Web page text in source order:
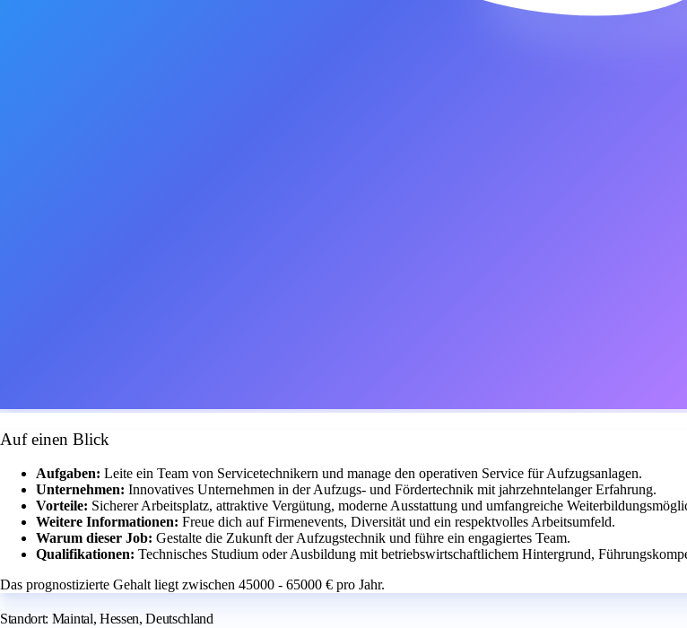
Auf einen Blick
Aufgaben: Leite ein Team von Servicetechnikern und manage den operativen Service für Aufzugsanlagen.
Unternehmen: Innovatives Unternehmen in der Aufzugs- und Fördertechnik mit jahrzehntelanger Erfahrung.
Vorteile: Sicherer Arbeitsplatz, attraktive Vergütung, moderne Ausstattung und umfangreiche
Weitere Informationen: Freue dich auf Firmenevents, Diversität und ein respektvolles Arbeitsumfeld.
Warum dieser Job: Gestalte die Zukunft der Aufzugstechnik und führe ein engagiertes Team.
Qualifikationen: Technisches Studium oder Ausbildung mit betriebswirtschaftlichem Hintergrund,
Das prognostizierte Gehalt liegt zwischen 45000 - 65000 € pro Jahr.
Standort: Maintal, Hessen, Deutschland